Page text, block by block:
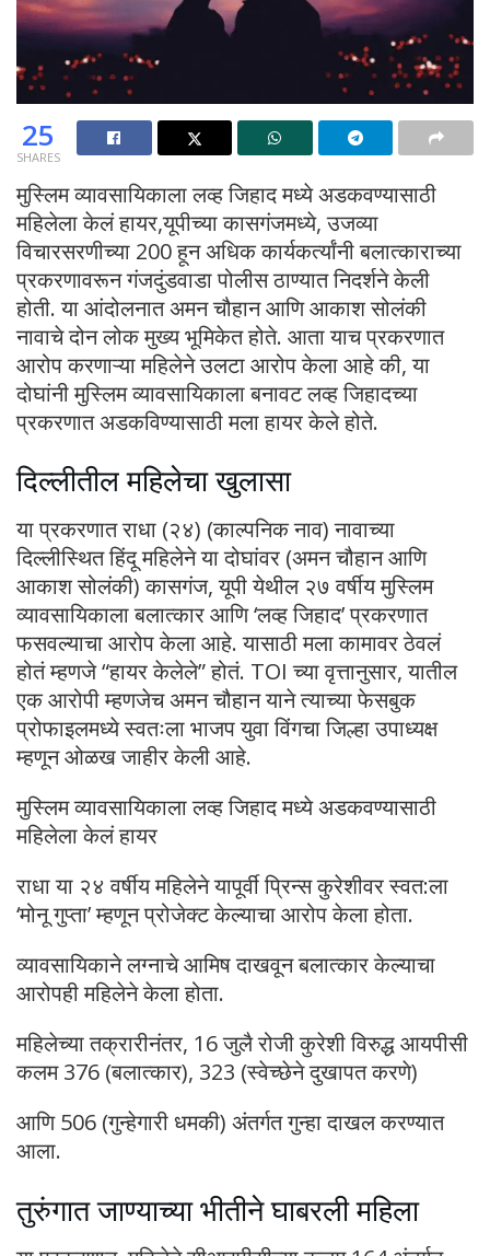
25
SHARES
मुस्लिम व्यावसायिकाला लव्ह जिहाद मध्ये अडकवण्यासाठी
महिलेला केलं हायर,यूपीच्या कासगंजमध्ये, उजव्या
विचारसरणीच्या 200 हून अधिक कार्यकर्त्यांनी बलात्काराच्या
प्रकरणावरून गंजदुंडवाडा पोलीस ठाण्यात निदर्शने केली
होती. या आंदोलनात अमन चौहान आणि आकाश सोलंकी
नावाचे दोन लोक मुख्य भूमिकेत होते. आता याच प्रकरणात
आरोप करणाऱ्या महिलेने उलटा आरोप केला आहे की, या
दोघांनी मुस्लिम व्यावसायिकाला बनावट लव्ह जिहादच्या
प्रकरणात अडकविण्यासाठी मला हायर केले होते.
दिल्लीतील महिलेचा खुलासा
या प्रकरणात राधा (२४) (काल्पनिक नाव) नावाच्या
दिल्लीस्थित हिंदू महिलेने या दोघांवर (अमन चौहान आणि
आकाश सोलंकी) कासगंज, यूपी येथील २७ वर्षीय मुस्लिम
व्यावसायिकाला बलात्कार आणि ‘लव्ह जिहाद’ प्रकरणात
फसवल्याचा आरोप केला आहे. यासाठी मला कामावर ठेवलं
होतं म्हणजे “हायर केलेले” होतं. TOI च्या वृत्तानुसार, यातील
एक आरोपी म्हणजेच अमन चौहान याने त्याच्या फेसबुक
प्रोफाइलमध्ये स्वतःला भाजप युवा विंगचा जिल्हा उपाध्यक्ष
म्हणून ओळख जाहीर केली आहे.​
मुस्लिम व्यावसायिकाला लव्ह जिहाद मध्ये अडकवण्यासाठी
महिलेला केलं हायर
राधा या २४ वर्षीय महिलेने यापूर्वी प्रिन्स कुरेशीवर स्वत:ला
‘मोनू गुप्ता’ म्हणून प्रोजेक्ट केल्याचा आरोप केला होता.
व्यावसायिकाने लग्नाचे आमिष दाखवून बलात्कार केल्याचा
आरोपही महिलेने केला होता.
महिलेच्या तक्रारीनंतर, 16 जुलै रोजी कुरेशी विरुद्ध आयपीसी
कलम 376 (बलात्कार), 323 (स्वेच्छेने दुखापत करणे)
आणि 506 (गुन्हेगारी धमकी) अंतर्गत गुन्हा दाखल करण्यात
आला.​
तुरुंगात जाण्याच्या भीतीने घाबरली महिला